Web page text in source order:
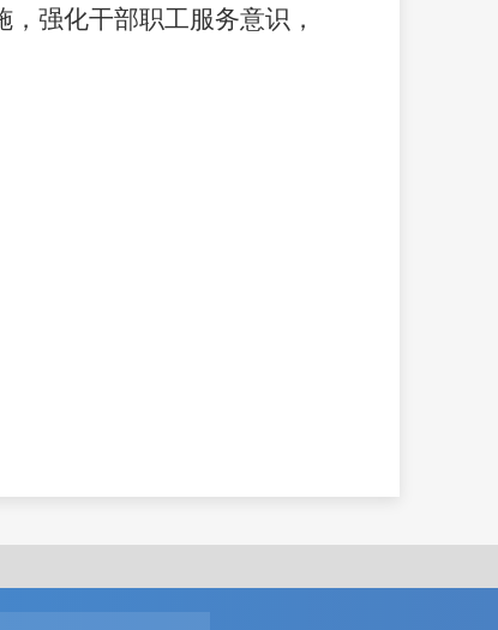
强化干部职工服务意识，